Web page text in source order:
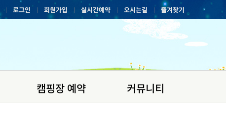
| 로그인 | 회원가입 | 실시간예약 | 오시는길 | 즐겨찾기
캠핑장 예약 커뮤니티